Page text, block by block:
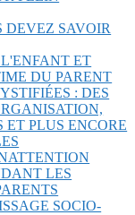
DEVEZ SAVOIR
ET
DU PARENT
: DES
PLUS ENCORE
LES
SOCIO-